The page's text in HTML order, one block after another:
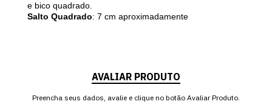
e bico quadrado.
Salto Quadrado: 7 cm aproximadamente
AVALIAR PRODUTO
Preencha seus dados, avalie e clique no botão Avaliar Produto.